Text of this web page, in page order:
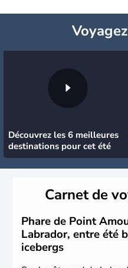
Voyagez
Découvrez les 6 meilleures
destinations pour cet été
Carnet de
Phare de Point
Labrador, entre été
icebergs